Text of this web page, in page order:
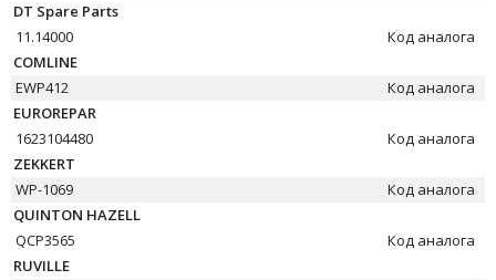
DT Spare Parts
11.14000
Код аналога
COMLINE
EWP412
Код аналога
EUROREPAR
1623104480
Код аналога
ZEKKERT
WP-1069
Код аналога
QUINTON HAZELL
QCP3565
Код аналога
RUVILLE